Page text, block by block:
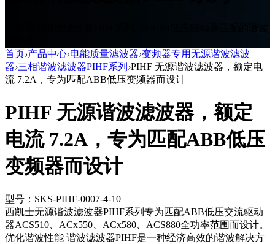
首页›产品中心›电能质量滤波器›变频器专用无源谐波滤波
器›三相谐波滤波器PIHF系列 ›PIHF 无源谐波滤波器，额定电
流 7.2A，专为匹配ABB低压变频器而设计
PIHF 无源谐波滤波器，额定
电流 7.2A，专为匹配ABB低压
变频器而设计
型号：SKS-PIHF-0007-4-10
西凯士无源谐波滤波器PIHF系列专为匹配ABB低压交流驱动
器ACS510、ACx550、ACx580、ACS880全功率范围而设计。
优化谐波性能 谐波滤波器PIHF是一种经济高效的谐波解决方